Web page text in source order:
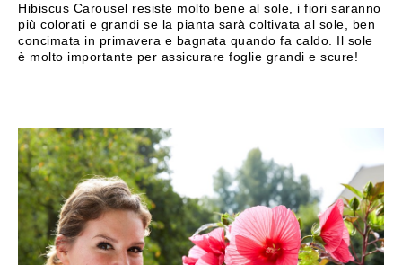
Hibiscus Carousel resiste molto bene al sole, i fiori saranno
più colorati e grandi se la pianta sarà coltivata al sole, ben
concimata in primavera e bagnata quando fa caldo. Il sole
è molto importante per assicurare foglie grandi e scure!